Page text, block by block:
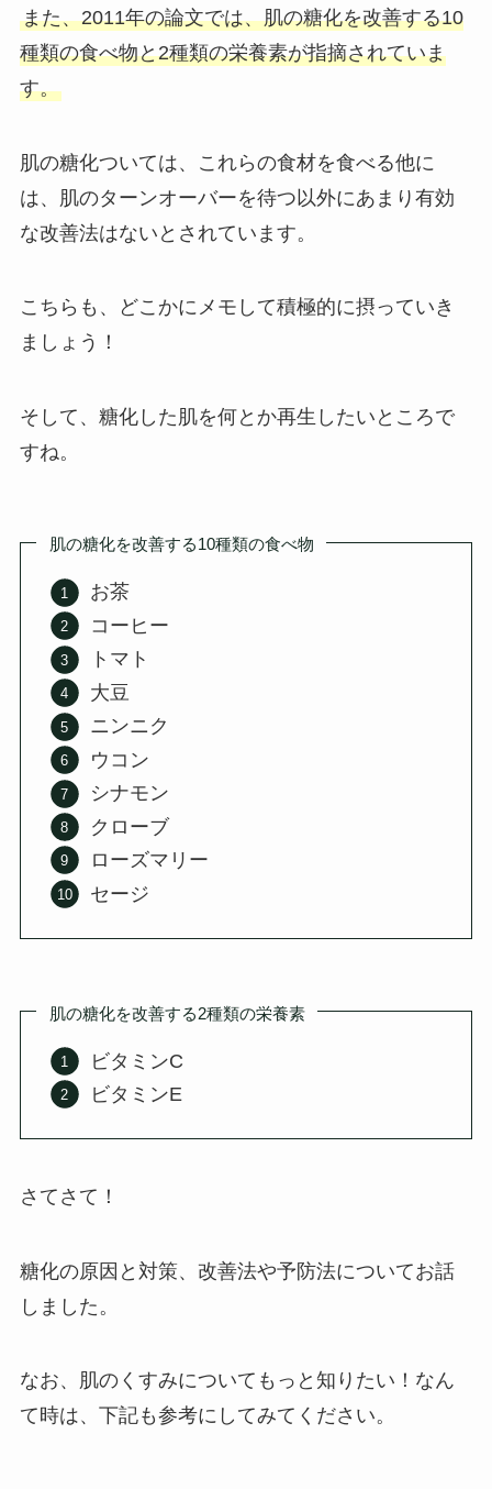
また、2011年の論文では、肌の糖化を改善する10
種類の食べ物と2種類の栄養素が指摘されていま
す。
肌の糖化ついては、これらの食材を食べる他に
は、肌のターンオーバーを待つ以外にあまり有効
な改善法はないとされています。
こちらも、どこかにメモして積極的に摂っていき
ましょう！
そして、糖化した肌を何とか再生したいところで
すね。
肌の糖化を改善する10種類の食べ物
お茶
コーヒー
トマト
大豆
ニンニク
ウコン
シナモン
クローブ
ローズマリー
セージ
肌の糖化を改善する2種類の栄養素
ビタミンC
ビタミンE
さてさて！
糖化の原因と対策、改善法や予防法についてお話
しました。
なお、肌のくすみについてもっと知りたい！なん
て時は、下記も参考にしてみてください。